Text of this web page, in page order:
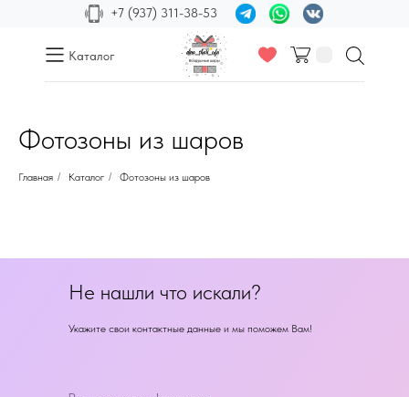
+7 (937) 311-38-53
Каталог
Фотозоны из шаров
Главная / Каталог / Фотозоны из шаров
Не нашли что искали?
Укажите свои контактные данные и мы поможем Вам!